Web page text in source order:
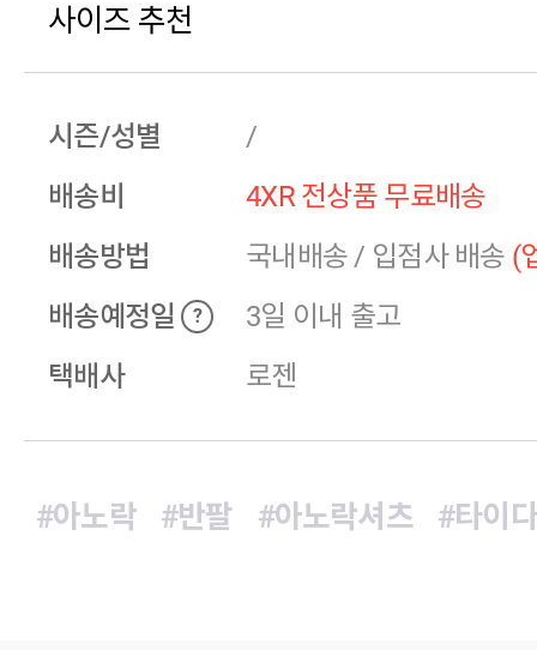
사이즈 추천
시즌/성별
/
배송비
4XR 전상품 무료배송
배송방법
국내배송 / 입점사 배송 (
배송예정일
?
3일 이내 출고
택배사
로젠
#아노락 #반팔 #아노락셔츠 #타이